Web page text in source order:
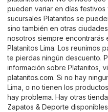
pueden variar en días festivos
sucursales Platanitos se
sino también en otras
nosotros siempre encontrarás
Platanitos Lima. Los reunimos
te pierdas ningún descuento.
información sobre Platanitos,
platanitos.com. Si no hay
Lima, o no tienen los
hay problema. Hay otras
Zapatos & Deporte